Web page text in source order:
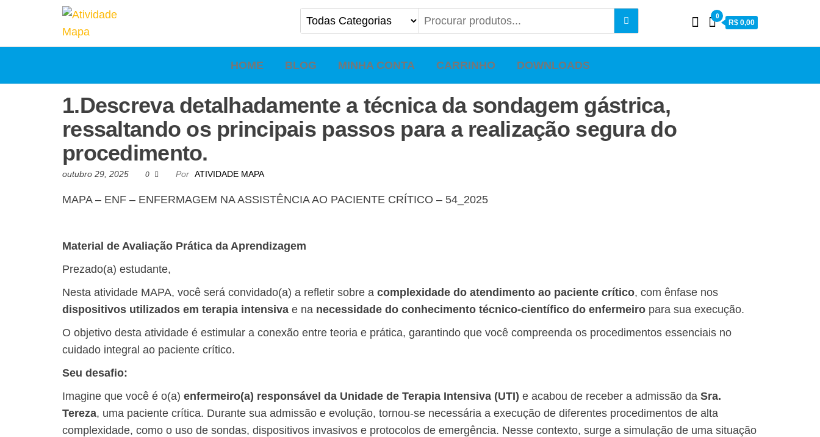
0
R$ 0,00
HOME BLOG MINHA CONTA CARRINHO DOWNLOADS
1.Descreva detalhadamente a técnica da sondagem gástrica,
ressaltando os principais passos para a realização segura do
procedimento.
outubro 29, 2025 0 Por ATIVIDADE MAPA
MAPA – ENF – ENFERMAGEM NA ASSISTÊNCIA AO PACIENTE CRÍTICO – 54_2025
Material de Avaliação Prática da Aprendizagem
Prezado(a) estudante,
Nesta atividade MAPA, você será convidado(a) a refletir sobre a complexidade do atendimento ao paciente crítico, com ênfase nos
dispositivos utilizados em terapia intensiva e na necessidade do conhecimento técnico-científico do enfermeiro para sua execução.
O objetivo desta atividade é estimular a conexão entre teoria e prática, garantindo que você compreenda os procedimentos essenciais no
cuidado integral ao paciente crítico.
Seu desafio:
Imagine que você é o(a) enfermeiro(a) responsável da Unidade de Terapia Intensiva (UTI) e acabou de receber a admissão da Sra.
Tereza, uma paciente crítica. Durante sua admissão e evolução, tornou-se necessária a execução de diferentes procedimentos de alta
complexidade, como o uso de sondas, dispositivos invasivos e protocolos de emergência. Nesse contexto, surge a simulação de uma situação